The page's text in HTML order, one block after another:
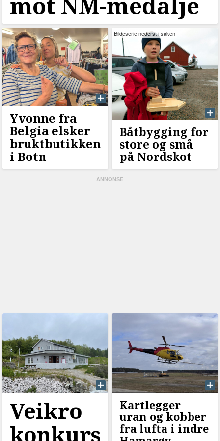
Yvonne fra
Belgia elsker
bruktbutikken
i Botn
Bildeserie nederst i saken
Båtbygging for
store og små
på Nordskot
Veikro
konkurs
Kartlegger
uran og kobber
fra lufta i indre